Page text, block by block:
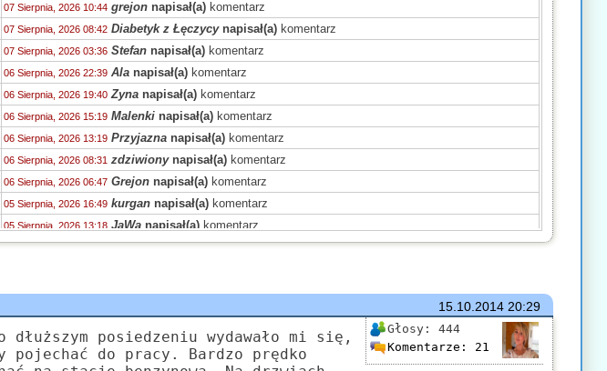
07 Sierpnia, 2026 10:44 grejon napisał(a) komentarz
07 Sierpnia, 2026 08:42 Diabetyk z Łęczycynapisał(a) komentarz
07 Sierpnia, 2026 03:36 Stefan napisał(a) komentarz
06 Sierpnia, 2026 22:39 Ala napisał(a) komentarz
06 Sierpnia, 2026 19:40 Zyna napisał(a) komentarz
06 Sierpnia, 2026 15:19 Malenki napisał(a) komentarz
06 Sierpnia, 2026 13:19 Przyjazna napisał(a) komentarz
06 Sierpnia, 2026 08:31 zdziwionynapisał(a) komentarz
06 Sierpnia, 2026 06:47 Grejon napisał(a) komentarz
05 Sierpnia, 2026 16:49 kurgan napisał(a) komentarz
05 Sierpnia, 2026 13:18 JaWa napisał(a) komentarz
05 Sierpnia, 2026 11:18 SUHHnapisał(a)komentarz
VQHKnapisał(a)komentarz
zdziwionynapisał(a)komentarz
04 Sierpnia, 2026 23:36 zdziwionynapisał(a)komentarz
04 Sierpnia, 2026 15:23 chennapisał(a)komentarz
15.10.201420:29
Głosy: 444
Komentarze: 21
dłuższym posiedzeniu wydawało mi się,
do pracy. Bardzo prędko